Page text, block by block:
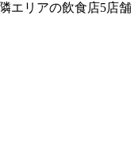
エリアの飲食店5店舗